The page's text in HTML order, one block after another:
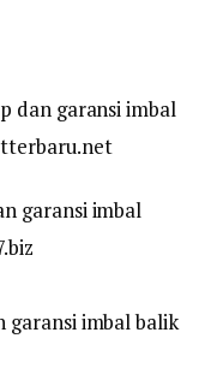
dan garansi imbal
garansi imbal
garansi imbal balik